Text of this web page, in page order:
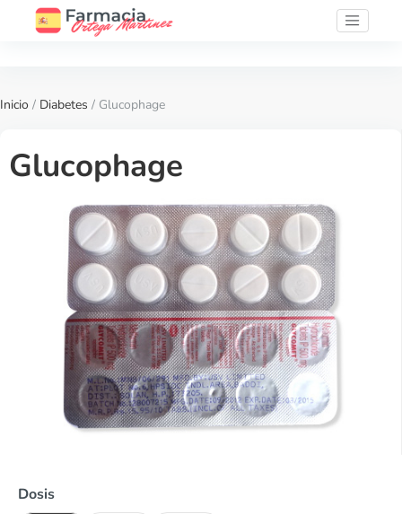
Inicio / Diabetes / Glucophage
Glucophage
Dosis